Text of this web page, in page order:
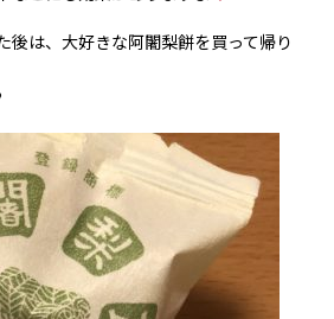
後は、大好きな阿闍梨餅を買って帰り